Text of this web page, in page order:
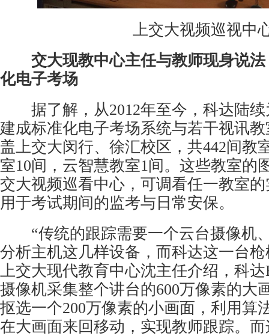
上交大视频巡视中
交大现教中心主任与教师现身说法
化电子考场
据了解，从2012年至今，科达陆续
建成标准化电子考场系统与若干视讯
盖上交大闵行、徐汇校区，共442间教
室10间，云智慧教室1间。这些教室的
交大视频巡看中心，可调看任一教室
用于考试期间的监考与日常安保。
“传统的跟踪需要一个云台摄像机
分析主机这几样设备，而科达这一台
上交大现代教育中心沈主任介绍，科达
摄像机采集整个讲台的600万像素的大
抠选一个200万像素的小画面，利用算
在大画面来回移动，实现教师跟踪。